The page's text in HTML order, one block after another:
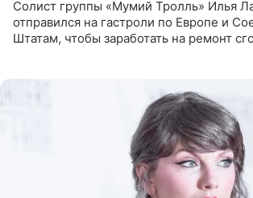
Солист группы «Мумий Тролль» Илья
отправился на гастроли по Европе и
Штатам, чтобы заработать на ремонт